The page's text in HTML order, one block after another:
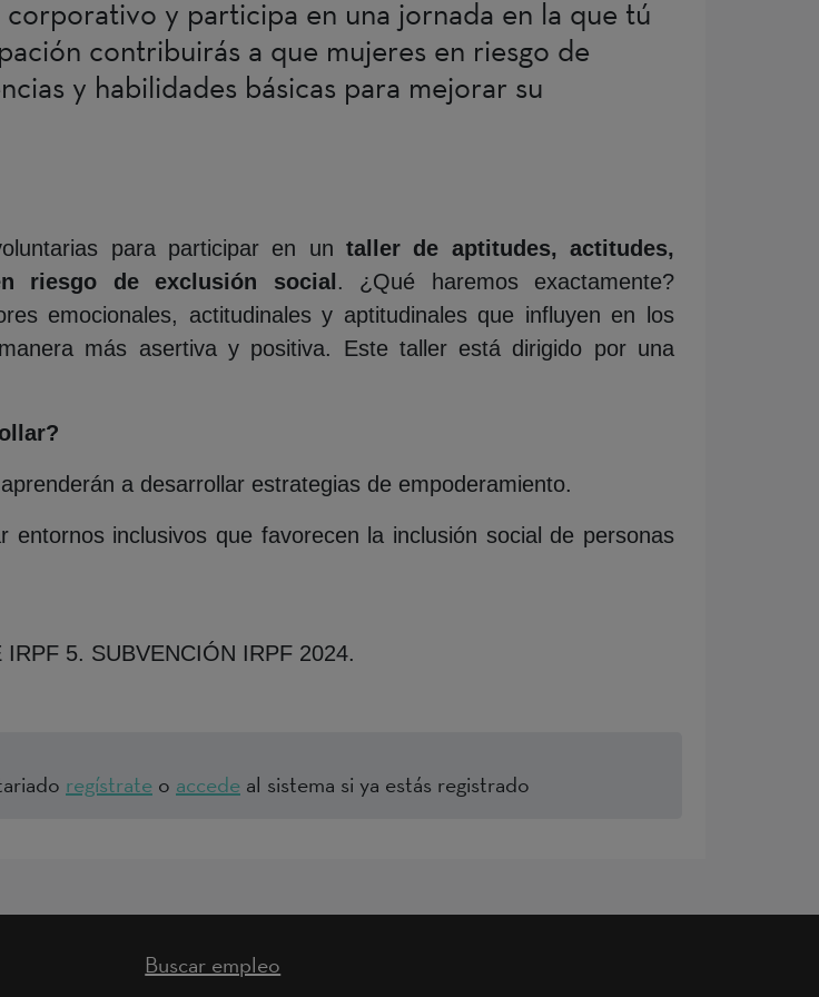
y participa en una jornada en la que tú
contribuirás a que mujeres en riesgo de
y habilidades básicas para mejorar su
para participar en un taller de aptitudes, actitudes,
riesgo de exclusión social . ¿Qué haremos exactamente?
emocionales, actitudinales y aptitudinales que influyen en los
más asertiva y positiva. Este taller está dirigido por una
a desarrollar estrategias de empoderamiento.
inclusivos que favorecen la inclusión social de personas
IRPF 5. SUBVENCIÓN IRPF 2024.
regístrate o accede al sistema si ya estás registrado
Buscar empleo